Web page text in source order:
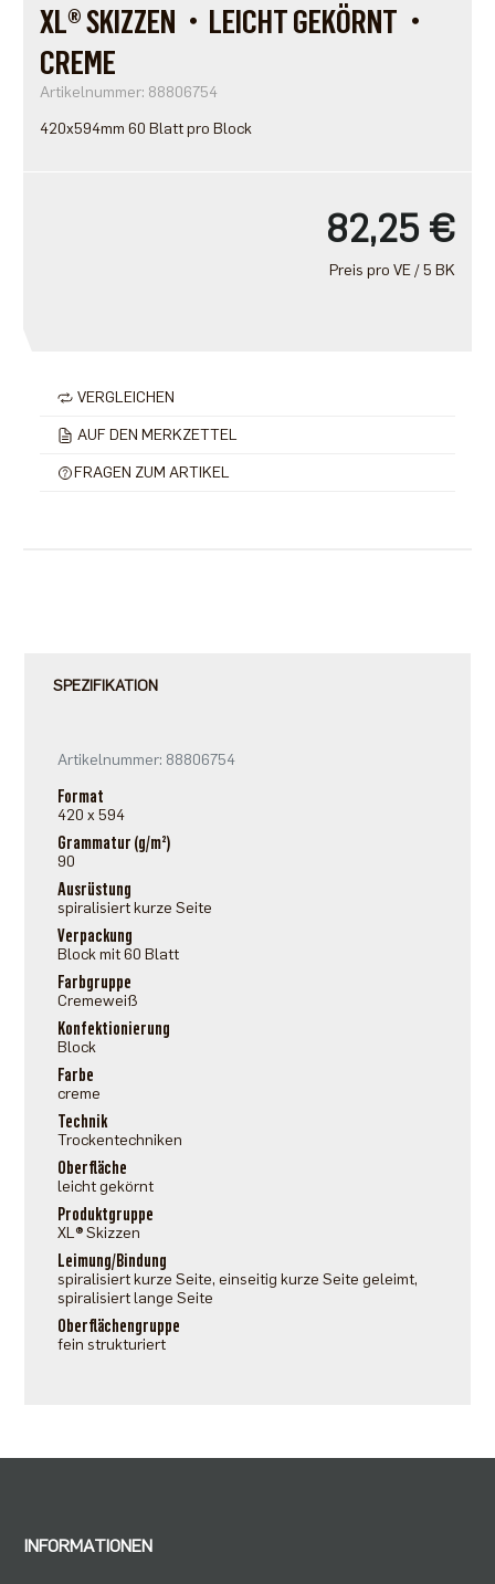
XL® SKIZZEN・LEICHT GEKÖRNT・
CREME
Artikelnummer: 88806754
420x594mm 60 Blatt pro Block
82,25 €
Preis pro VE / 5 BK
VERGLEICHEN
AUF DEN MERKZETTEL
FRAGEN ZUM ARTIKEL
SPEZIFIKATION
Artikelnummer: 88806754
Format
420 x 594
Grammatur (g/m²)
90
Ausrüstung
spiralisiert kurze Seite
Verpackung
Block mit 60 Blatt
Farbgruppe
Cremeweiß
Konfektionierung
Block
Farbe
creme
Technik
Trockentechniken
Oberfläche
leicht gekörnt
Produktgruppe
XL® Skizzen
Leimung/Bindung
spiralisiert kurze Seite, einseitig kurze Seite geleimt,
spiralisiert lange Seite
Oberflächengruppe
fein strukturiert
INFORMATIONEN